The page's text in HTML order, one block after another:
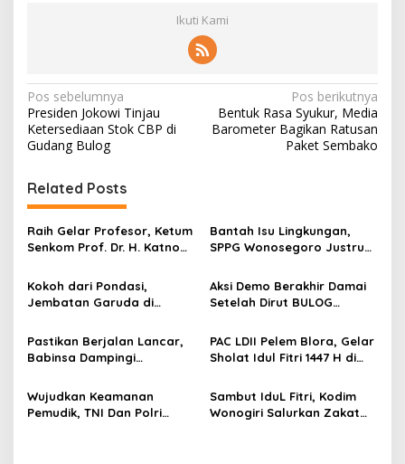
Ikuti Kami
N
a
v
i
g
a
s
i
p
s
Pos sebelumnya
Presiden Jokowi Tinjau
Ketersediaan Stok CBP di
Gudang Bulog
Pos berikutnya
Bentuk Rasa Syukur, Media
Barometer Bagikan Ratusan
Paket Sembako
Related Posts
Raih Gelar Profesor, Ketum
Senkom Prof. Dr. H. Katno
Ilmiah tentang Paradigma
Baru Pariwisata dan
Bantah Isu Lingkungan,
SPPG Wonosegoro Justru
Boyolali
Kokoh dari Pondasi,
Jembatan Garuda di
Ayam Disiapkan Tahan
Beban Maksimal
Aksi Demo Berakhir Damai
Setelah Dirut BULOG
Menyerap Tebu Petani
Blora melalui PT GMM
Pastikan Berjalan Lancar,
Babinsa Dampingi
PAC LDII Pelem Blora, Gelar
Sholat Idul Fitri 1447 H di
Mindi
Wujudkan Keamanan
Pemudik, TNI Dan Polri
Sambut IduL Fitri, Kodim
Wonogiri Salurkan Zakat